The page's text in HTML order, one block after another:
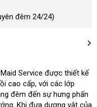
đêm 24/24)
Service hỗ
trợ
được thiết kế
cao cấpqua
app
, lừa
đảo
với đẹp
các lớp
đêm đến sự hưng phấn
xuất
. to
Khi đưa dương vật đánh
của